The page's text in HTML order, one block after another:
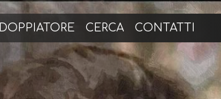
DOPPIATORE CERCA CONTATTI